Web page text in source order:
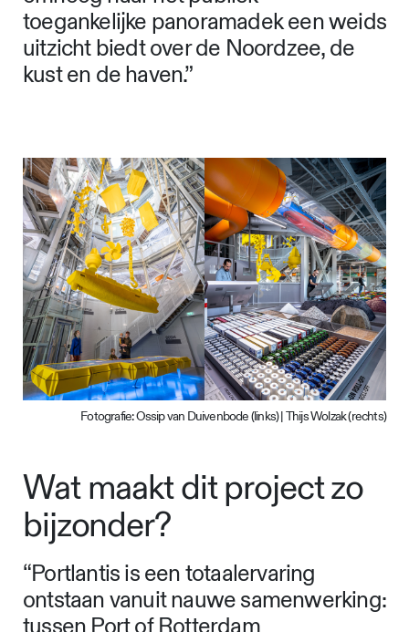
toegankelijke panoramadek een weids
uitzicht biedt over de Noordzee, de
kust en de haven.”
Fotografie: Ossip van Duivenbode (links) | Thijs Wolzak (rechts)
Wat maakt dit project zo
bijzonder?
“Portlantis is een totaalervaring
ontstaan vanuit nauwe samenwerking: